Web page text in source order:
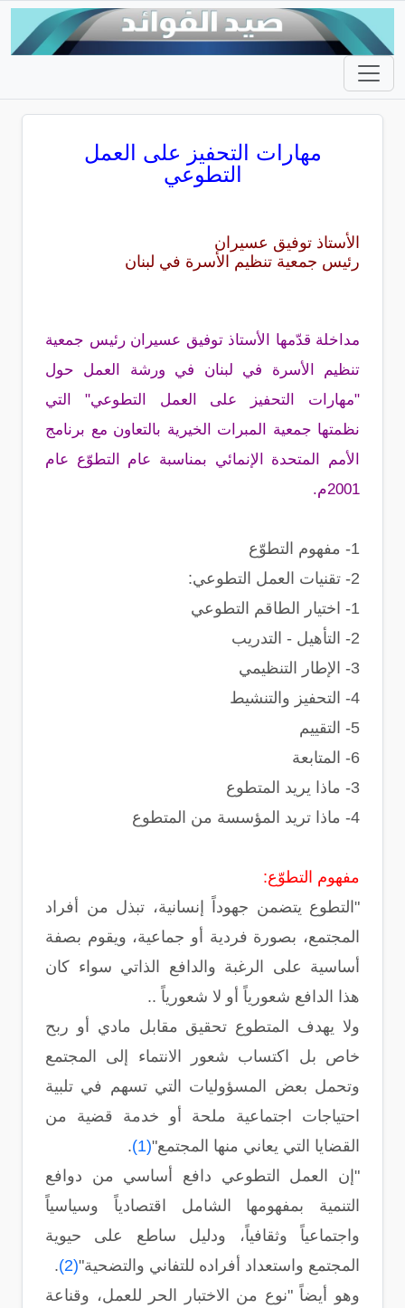
مهارات التحفيز على العمل
التطوعي
الأستاذ توفيق عسيران
رئيس جمعية تنظيم الأسرة في لبنان
مداخلة قدّمها الأستاذ توفيق عسيران رئيس جمعية
تنظيم الأسرة في لبنان في ورشة العمل حول
"مهارات التحفيز على العمل التطوعي" التي
نظمتها جمعية المبرات الخيرية بالتعاون مع برنامج
الأمم المتحدة الإنمائي بمناسبة عام التطوّع عام
2001م.
1- مفهوم التطوّع
2- تقنيات العمل التطوعي:
1- اختيار الطاقم التطوعي
2- التأهيل - التدريب
3- الإطار التنظيمي
4- التحفيز والتنشيط
5- التقييم
6- المتابعة
3- ماذا يريد المتطوع
4- ماذا تريد المؤسسة من المتطوع
مفهوم التطوّع:
"التطوع يتضمن جهوداً إنسانية، تبذل من أفراد
المجتمع، بصورة فردية أو جماعية، ويقوم بصفة
أساسية على الرغبة والدافع الذاتي سواء كان
هذا الدافع شعورياً أو لا شعورياً ..
ولا يهدف المتطوع تحقيق مقابل مادي أو ربح
خاص بل اكتساب شعور الانتماء إلى المجتمع
وتحمل بعض المسؤوليات التي تسهم في تلبية
احتياجات اجتماعية ملحة أو خدمة قضية من
القضايا التي يعاني منها المجتمع"(1)
.
"إن العمل التطوعي دافع أساسي من دوافع
التنمية بمفهومها الشامل اقتصادياً وسياسياً
واجتماعياً وثقافياً، ودليل ساطع على حيوية
المجتمع واستعداد أفراده للتفاني والتضحية"(2)
.
وهو أيضاً "نوع من الاختبار الحر للعمل، وقناعة